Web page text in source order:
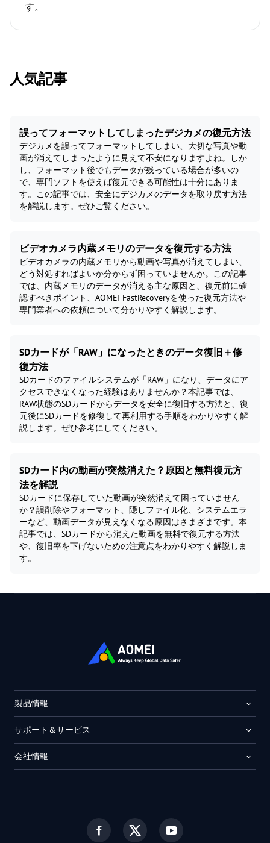
す。
人気記事
誤ってフォーマットしてしまったデジカメの復元方法
デジカメを誤ってフォーマットしてしまい、大切な写真や動
画が消えてしまったように見えて不安になりますよね。しか
し、フォーマット後でもデータが残っている場合が多いの
で、専門ソフトを使えば復元できる可能性は十分にありま
す。この記事では、安全にデジカメのデータを取り戻す方法
を解説します。ぜひご覧ください。
ビデオカメラ内蔵メモリのデータを復元する方法
ビデオカメラの内蔵メモリから動画や写真が消えてしまい、
どう対処すればよいか分からず困っていませんか。この記事
では、内蔵メモリのデータが消える主な原因と、復元前に確
認すべきポイント、AOMEI FastRecoveryを使った復元方法や
専門業者への依頼について分かりやすく解説します。
SDカードが「RAW」になったときのデータ復旧＋修
復方法
SDカードのファイルシステムが「RAW」になり、データにア
クセスできなくなった経験はありませんか？本記事では、
RAW状態のSDカードからデータを安全に復旧する方法と、復
元後にSDカードを修復して再利用する手順をわかりやすく解
説します。ぜひ参考にしてください。
SDカード内の動画が突然消えた？原因と無料復元方
法を解説
SDカードに保存していた動画が突然消えて困っていません
か？誤削除やフォーマット、隠しファイル化、システムエラ
ーなど、動画データが見えなくなる原因はさまざまです。本
記事では、SDカードから消えた動画を無料で復元する方法
や、復旧率を下げないための注意点をわかりやすく解説しま
す。
製品情報
サポート＆サービス
会社情報